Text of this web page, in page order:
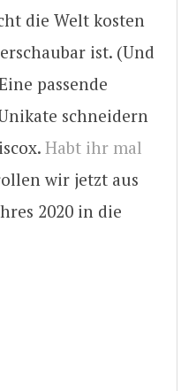
die Welt kosten
ist. (Und
passende
schneidern
Habt ihr mal
wir jetzt aus
2020 in die